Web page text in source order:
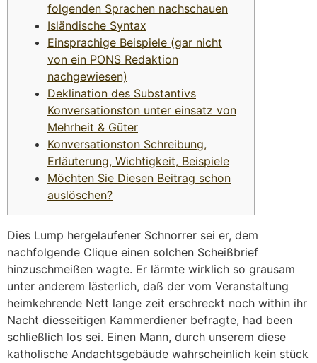
folgenden Sprachen nachschauen
Isländische Syntax
Einsprachige Beispiele (gar nicht
von ein PONS Redaktion
nachgewiesen)
Deklination des Substantivs
Konversationston unter einsatz von
Mehrheit & Güter
Konversationston Schreibung,
Erläuterung, Wichtigkeit, Beispiele
Möchten Sie Diesen Beitrag schon
auslöschen?
Dies Lump hergelaufener Schnorrer sei er, dem
nachfolgende Clique einen solchen Scheißbrief
hinzuschmeißen wagte. Er lärmte wirklich so grausam
unter anderem lästerlich, daß der vom Veranstaltung
heimkehrende Nett lange zeit erschreckt noch within ihr
Nacht diesseitigen Kammerdiener befragte, had been
schließlich los sei. Einen Mann, durch unserem diese
katholische Andachtsgebäude wahrscheinlich kein stück